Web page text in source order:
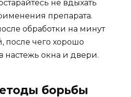
не вдыхать
препарата.
обработки на минут
после чего хорошо
настежь окна и двери.
борьбы